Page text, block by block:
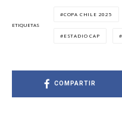
ETIQUETAS
COPA CHILE 2025
ESTADIO CAP
COMPARTIR